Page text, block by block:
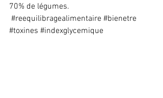
70% de légumes.
#reequilibragealimentaire #bienetre
#toxines #indexglycemique